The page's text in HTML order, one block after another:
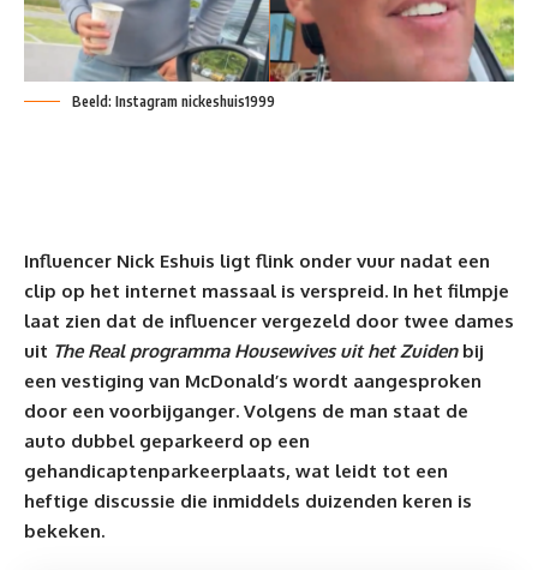
Beeld: Instagram nickeshuis1999
Influencer Nick Eshuis ligt flink onder vuur nadat een
clip op het internet massaal is verspreid. In het filmpje
laat zien dat de influencer vergezeld door twee dames
uit The Real programma Housewives uit het Zuidenbij
een vestiging van McDonald’s wordt aangesproken
door een voorbijganger. Volgens de man staat de
auto dubbel geparkeerd op een
gehandicaptenparkeerplaats, wat leidt tot een
heftige discussie die inmiddels duizenden keren is
bekeken.